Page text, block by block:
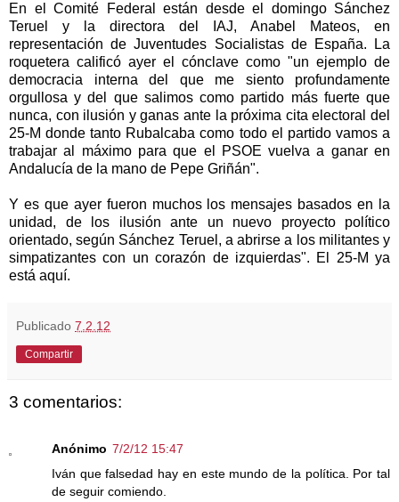
En el Comité Federal están desde el domingo Sánchez
Teruel y la directora del IAJ, Anabel Mateos, en
representación de Juventudes Socialistas de España. La
roquetera calificó ayer el cónclave como "un ejemplo de
democracia interna del que me siento profundamente
orgullosa y del que salimos como partido más fuerte que
nunca, con ilusión y ganas ante la próxima cita electoral del
25-M donde tanto Rubalcaba como todo el partido vamos a
trabajar al máximo para que el PSOE vuelva a ganar en
Andalucía de la mano de Pepe Griñán".
Y es que ayer fueron muchos los mensajes basados en la
unidad, de los ilusión ante un nuevo proyecto político
orientado, según Sánchez Teruel, a abrirse a los militantes y
simpatizantes con un corazón de izquierdas". El 25-M ya
está aquí.
Publicado 7.2.12
Compartir
3 comentarios:
Anónimo 7/2/12 15:47
Iván que falsedad hay en este mundo de la política. Por tal
de seguir comiendo.